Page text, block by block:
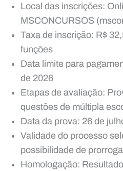
Local das inscrições:
MSCONCURSOS
Taxa de inscrição: R$
funções
Data limite para
de 2026
Etapas de avaliação:
questões de múltipla
Data da prova: 26 de
Validade do processo
possibilidade de
Homologação: